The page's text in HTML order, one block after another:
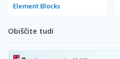
Element Blocks
Obiščite tudi